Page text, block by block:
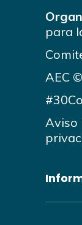
para
AEC
Aviso